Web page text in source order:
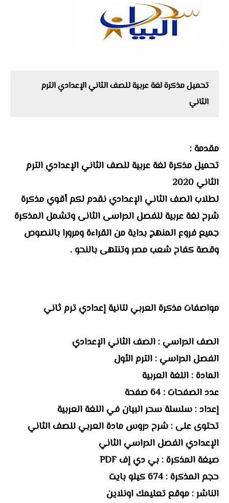
تحميل مذكرة لغة عربية للصف الثاني الإعدادي الترم
الثاني
مقدمة :
تحميل مذكرة لغة عربية للصف الثاني الإعدادي الترم
الثاني 2020
لطلاب الصف الثاني الإعدادي نقدم لكم أقوي مذكرة
شرح لغة عربية للفصل الدراسى الثانى وتشمل المذكرة
جميع فروع المنهج بداية من القراءة ومرورا بالنصوص
وقصة كفاح شعب مصر وتنتهى بالنحو .
مواصفات مذكرة العربي لتانية إعدادي ترم ثاني
الصف الدراسي : الصف الثاني الإعدادي
الفصل الدراسي : الترم الأول
المادة : اللغة العربية
عدد الصفحات : 64 صفحة
إعداد : سلسلة سحر البيان في اللغة العربية
تحتوى على : شرح دروس مادة العربي للصف الثاني
الإعدادي الفصل الدراسي الثاني
صيغة المذكرة : بي دي إف PDF
حجم المذكرة : 674 كيلو بايت
الناشر : موقع تعليمك اونلاين